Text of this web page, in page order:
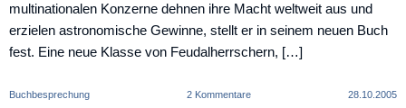
multinationalen Konzerne dehnen ihre Macht weltweit aus und
erzielen astronomische Gewinne, stellt er in seinem neuen Buch
fest. Eine neue Klasse von Feudalherrschern, […]
Buchbesprechung 2 Kommentarezu
28.10.2005